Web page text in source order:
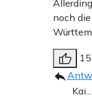
noch
15
Kai...